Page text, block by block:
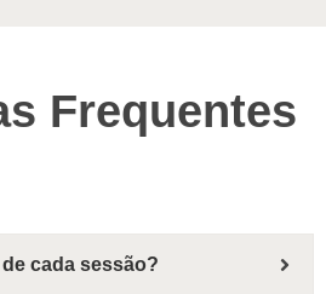
Frequentes
cada sessão?